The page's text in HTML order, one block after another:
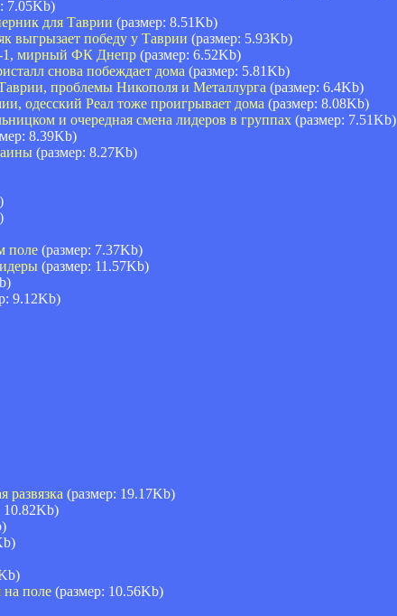
7.05Kb)
для Таврии (размер: 8.51Kb)
выгрызает победу у Таврии (размер: 5.93Kb)
1, мирный ФК Днепр (размер: 6.52Kb)
снова побеждает дома (размер: 5.81Kb)
проблемы Никополя и Металлурга (размер: 6.4Kb)
одесский Реал тоже проигрывает дома (размер: 8.08Kb)
и очередная смена лидеров в группах (размер: 7.51Kb)
8.39Kb)
(размер: 8.27Kb)
поле (размер: 7.37Kb)
(размер: 11.57Kb)
9.12Kb)
развязка (размер: 19.17Kb)
10.82Kb)
на поле (размер: 10.56Kb)